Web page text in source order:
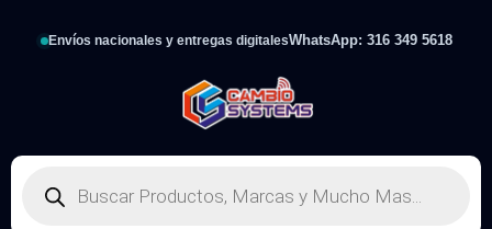
Envíos nacionales y entregas digitalesWhatsApp: 316 349 5618